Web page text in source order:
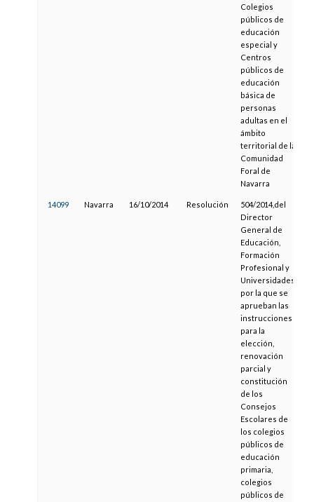
Colegios
públicos de
educación
especial y
Centros
públicos de
educación
básica de
personas
adultas en el
ámbito
territorial de la
Comunidad
Foral de
Navarra
14099 Navarra 16/10/2014 Resolución
504/2014,del
Director
General de
Educación,
Formación
Profesional y
Universidades,
por la que se
aprueban las
instrucciones
para la
elección,
renovación
parcial y
constitución
de los
Consejos
Escolares de
los colegios
públicos de
educación
primaria,
colegios
públicos de